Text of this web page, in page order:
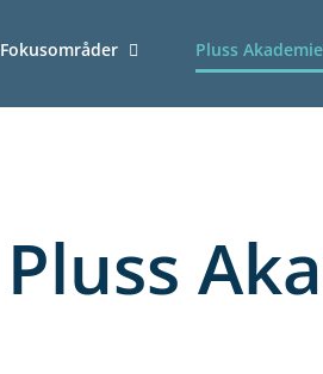
Fokusområder Pluss
Pluss